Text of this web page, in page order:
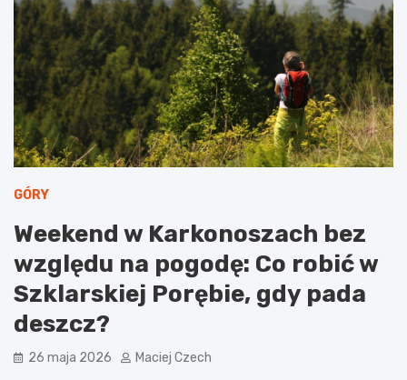
GÓRY
Weekend w Karkonoszach bez
względu na pogodę: Co robić w
Szklarskiej Porębie, gdy pada
deszcz?
26 maja 2026 Maciej Czech